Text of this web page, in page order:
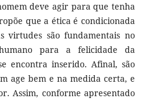
deve agir para que tenha
que a ética é condicionada
virtudes são fundamentais no
para a felicidade da
encontra inserido. Afinal, são
age bem e na medida certa, e
Assim, conforme apresentado